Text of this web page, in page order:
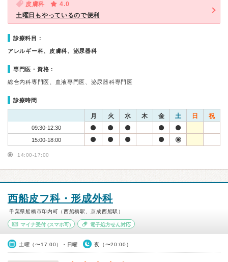
皮膚科
4.0
土曜日もやっているので便利
診療科目：
アレルギー科、皮膚科、泌尿器科
専門医・資格：
総合内科専門医、血液専門医、泌尿器科専門医
診療時間
月 火 水 木 金 土 日 祝
09:30-12:30
15:00-18:00
14:00-17:00
西船皮フ科・形成外科
千葉県船橋市印内町（西船橋駅、京成西船駅）
マイナ受付 (スマホ可) 電子処方せん対応
土曜（〜17:00）・日曜 夜（〜20:00）